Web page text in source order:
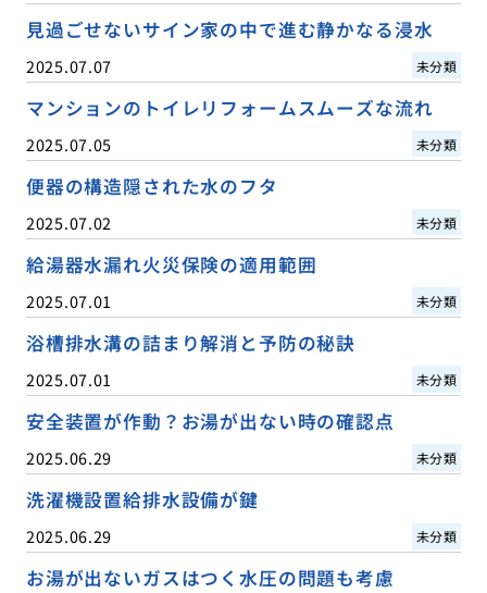
見過ごせないサイン家の中で進む静かなる浸水
2025.07.07 未分類
マンションのトイレリフォームスムーズな流れ
2025.07.05 未分類
便器の構造隠された水のフタ
2025.07.02 未分類
給湯器水漏れ火災保険の適用範囲
2025.07.01 未分類
浴槽排水溝の詰まり解消と予防の秘訣
2025.07.01 未分類
安全装置が作動？お湯が出ない時の確認点
2025.06.29 未分類
洗濯機設置給排水設備が鍵
2025.06.29 未分類
お湯が出ないガスはつく水圧の問題も考慮